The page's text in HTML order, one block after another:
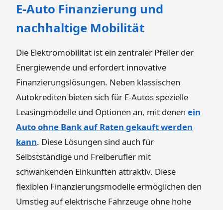
E-Auto Finanzierung und
nachhaltige Mobilität
Die Elektromobilität ist ein zentraler Pfeiler der
Energiewende und erfordert innovative
Finanzierungslösungen. Neben klassischen
Autokrediten bieten sich für E-Autos spezielle
Leasingmodelle und Optionen an, mit denen ein
Auto ohne Bank auf Raten gekauft werden
kann. Diese Lösungen sind auch für
Selbstständige und Freiberufler mit
schwankenden Einkünften attraktiv. Diese
flexiblen Finanzierungsmodelle ermöglichen den
Umstieg auf elektrische Fahrzeuge ohne hohe